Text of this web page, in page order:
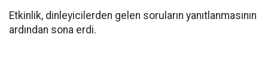
Etkinlik, dinleyicilerden gelen soruların yanıtlanmasının
ardından sona erdi.